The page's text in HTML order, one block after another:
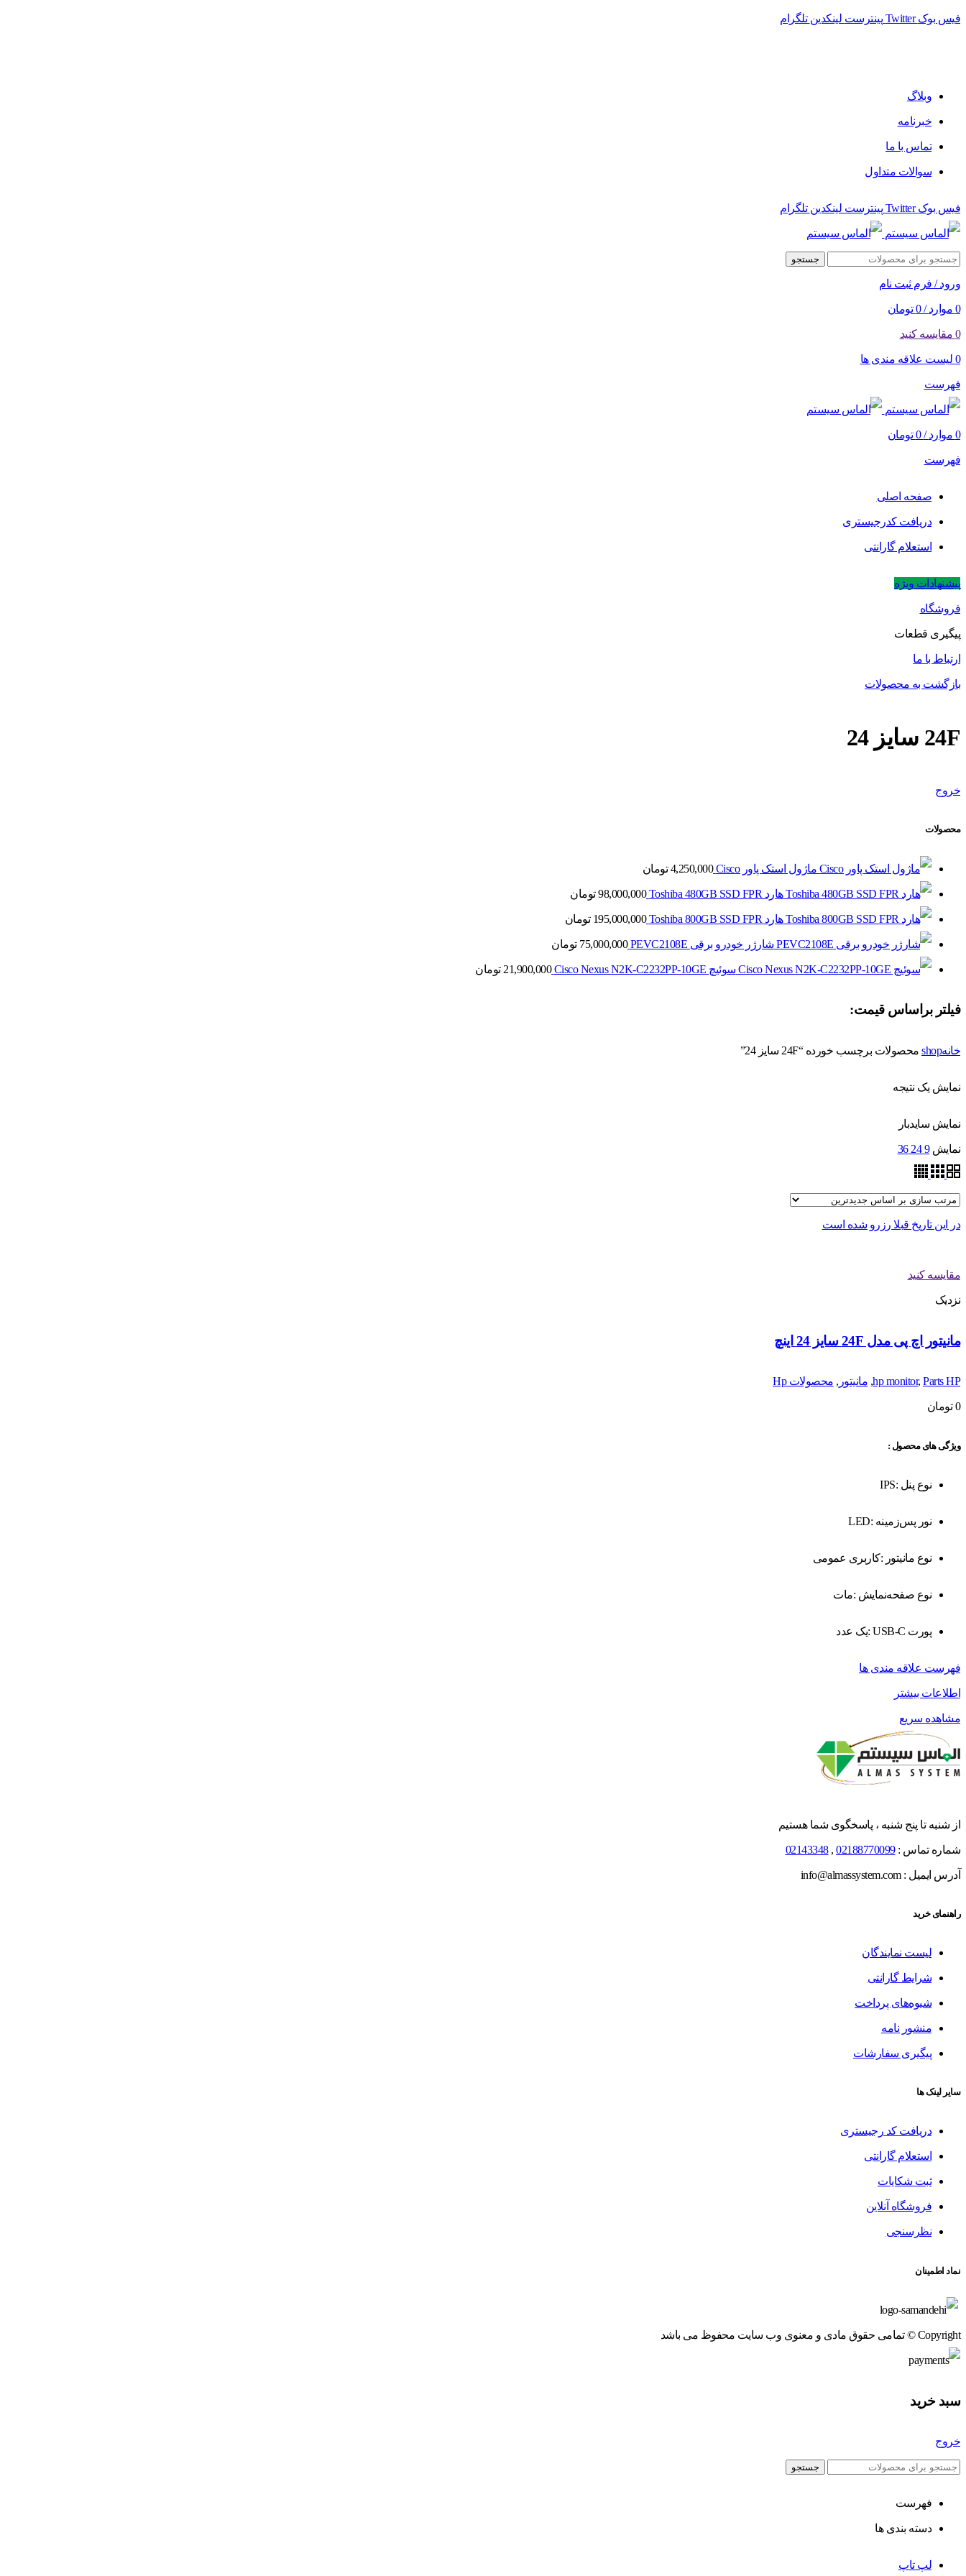
فیس بوک Twitter پینترست لینکدین تلگرام
وبلاگ
خبرنامه
تماس با ما
سوالات متداول
فیس بوک Twitter پینترست لینکدین تلگرام
جستجو
ورود / فرم ثبت نام
0 موارد /
0 تومان
0 مقایسه کنید
0 لیست علاقه مندی ها
فهرست
0 موارد /
0 تومان
فهرست
صفحه اصلی
دریافت کدرجیستری
استعلام گارانتی
پیشنهادات ویژه
فروشگاه
پیگیری قطعات
ارتباط با ما
بازگشت به محصولات
24F سایز 24
خروج
محصولات
ماژول استک پاور Cisco 4,250,000 تومان
هارد Toshiba 480GB SSD FPR 98,000,000 تومان
هارد Toshiba 800GB SSD FPR 195,000,000 تومان
شارژر خودرو برقی PEVC2108E 75,000,000 تومان
سوئیچ Cisco Nexus N2K-C2232PP-10GE 21,900,000 تومان
فیلتر براساس قیمت:
خانهshop محصولات برچسب خورده “24F سایز 24”
نمایش یک نتیجه
نمایش سایدبار
نمایش 9
24
36
در این تاریخ قبلا رزرو شده است
مقایسه کنید
نزدیک
مانیتور اچ پی مدل 24F سایز 24 اینچ
hp monitor, Parts HP
, مانیتور , محصولات Hp
0 تومان
ویژگی های محصول :
نوع پنل :IPS
نور پس‌زمینه :LED
نوع مانیتور :کاربری عمومی
نوع صفحه‌نمایش :مات
پورت USB-C :یک عدد
فهرست علاقه مندی ها
اطلاعات بیشتر
مشاهده سریع
از شنبه تا پنج شنبه ، پاسخگوی شما هستیم
شماره تماس :02188770099
,
02143348
آدرس ایمیل : info@almassystem.com
راهنمای خرید
لیست نمایندگان
شرایط گارانتی
شیوه‌های پرداخت
منشور نامه
پیگیری سفارشات
سایر لینک ها
دریافت کد رجیستری
استعلام گارانتی
ثبت شکایات
فروشگاه آنلاین
نظرسنجی
نماد اطمینان
Copyright © تمامی حقوق مادی و معنوی وب سایت محفوظ می باشد
سبد خرید
خروج
جستجو
فهرست
دسته بندی ها
لپ تاپ